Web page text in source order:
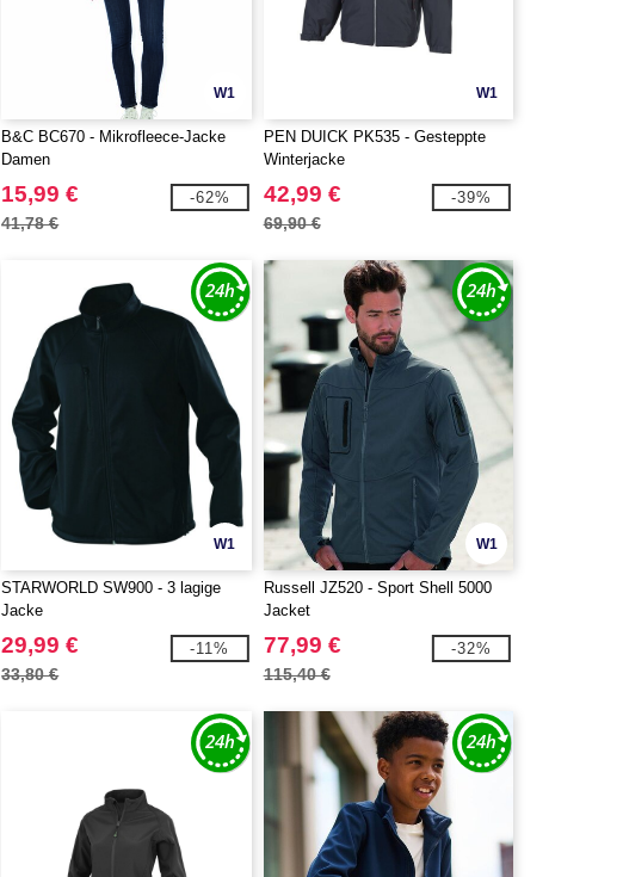
W1
B&C BC670 - Mikrofleece-Jacke
Damen
15,99 €
41,78 €
-62%
W1
PEN DUICK PK535 - Gesteppte
Winterjacke
42,99 €
69,90 €
-39%
W1
STARWORLD SW900 - 3 lagige
Jacke
29,99 €
33,80 €
-11%
W1
Russell JZ520 - Sport Shell 5000
Jacket
77,99 €
115,40 €
-32%